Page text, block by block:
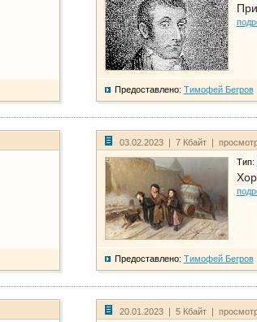
Предоставлено: Тимофей Бегров
03.02.2023 | 7 Кбайт |
Тип:
Предоставлено: Тимофей Бегров
20.01.2023 | 5 Кбайт |